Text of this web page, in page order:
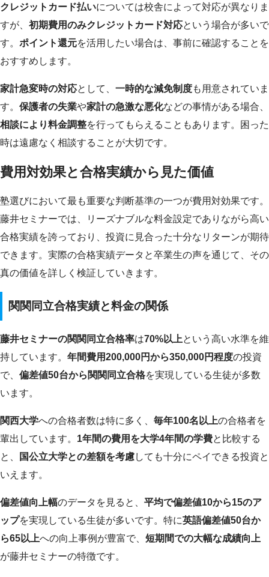
クレジットカード払いについては校舎によって対応が異なりま
すが、 初期費用のみクレジットカード対応という場合が多いで
す。 ポイント還元を活用したい場合は、事前に確認することを
おすすめします。
家計急変時の対応として、 一時的な減免制度も用意されていま
す。 保護者の失業や家計の急激な悪化などの事情がある場合、
相談により料金調整を行ってもらえることもあります。困った
時は遠慮なく相談することが大切です。
費用対効果と合格実績から見た価値
塾選びにおいて最も重要な判断基準の一つが費用対効果です。
藤井セミナーでは、リーズナブルな料金設定でありながら高い
合格実績を誇っており、投資に見合った十分なリターンが期待
できます。実際の合格実績データと卒業生の声を通じて、その
真の価値を詳しく検証していきます。
関関同立合格実績と料金の関係
藤井セミナーの関関同立合格率は70%以上という高い水準を維
持しています。 年間費用200,000円から350,000円程度の投資
で、 偏差値50台から関関同立合格を実現している生徒が多数
います。
関西大学への合格者数は特に多く、 毎年100名以上の合格者を
輩出しています。 1年間の費用を大学4年間の学費と比較する
と、
国公立大学との差額を考慮しても十分にペイできる投資と
いえます。
偏差値向上幅のデータを見ると、 平均で偏差値10から15のア
ップを実現している生徒が多いです。特に英語偏差値50台か
ら65以上への向上事例が豊富で、 短期間での大幅な成績向上
が藤井セミナーの特徴です。